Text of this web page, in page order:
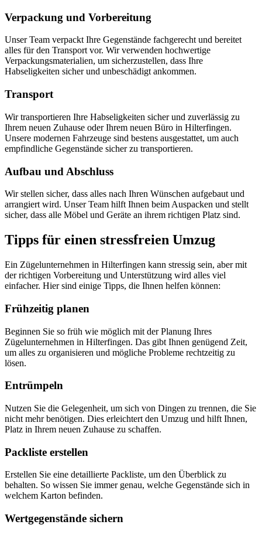
Verpackung und Vorbereitung
Unser Team verpackt Ihre Gegenstände fachgerecht und bereitet
alles für den Transport vor. Wir verwenden hochwertige
Verpackungsmaterialien, um sicherzustellen, dass Ihre
Habseligkeiten sicher und unbeschädigt ankommen.
Transport
Wir transportieren Ihre Habseligkeiten sicher und zuverlässig zu
Ihrem neuen Zuhause oder Ihrem neuen Büro in Hilterfingen.
Unsere modernen Fahrzeuge sind bestens ausgestattet, um auch
empfindliche Gegenstände sicher zu transportieren.
Aufbau und Abschluss
Wir stellen sicher, dass alles nach Ihren Wünschen aufgebaut und
arrangiert wird. Unser Team hilft Ihnen beim Auspacken und stellt
sicher, dass alle Möbel und Geräte an ihrem richtigen Platz sind.
Tipps für einen stressfreien Umzug
Ein Zügelunternehmen in Hilterfingen kann stressig sein, aber mit
der richtigen Vorbereitung und Unterstützung wird alles viel
einfacher. Hier sind einige Tipps, die Ihnen helfen können:
Frühzeitig planen
Beginnen Sie so früh wie möglich mit der Planung Ihres
Zügelunternehmen in Hilterfingen. Das gibt Ihnen genügend Zeit,
um alles zu organisieren und mögliche Probleme rechtzeitig zu
lösen.
Entrümpeln
Nutzen Sie die Gelegenheit, um sich von Dingen zu trennen, die Sie
nicht mehr benötigen. Dies erleichtert den Umzug und hilft Ihnen,
Platz in Ihrem neuen Zuhause zu schaffen.
Packliste erstellen
Erstellen Sie eine detaillierte Packliste, um den Überblick zu
behalten. So wissen Sie immer genau, welche Gegenstände sich in
welchem Karton befinden.
Wertgegenstände sichern